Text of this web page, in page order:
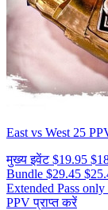
East vs West 25
मुख्य इवेंट$19.95
Bundle $29.45
Extended Pass only
PPV प्राप्त करें